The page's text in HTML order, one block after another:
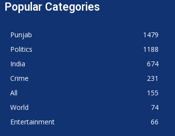
Popular Categories
Punjab
1479
Politics
1188
India
674
Crime
231
All
155
World
74
Entertainment
66